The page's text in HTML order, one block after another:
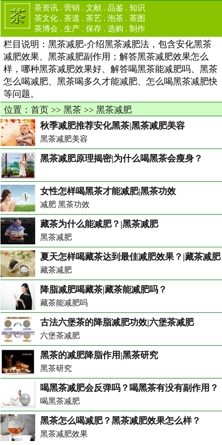
茶资讯 . 营销 . 文献 . 品鉴 . 知识
茶文化 . 茶道 . 茶艺 . 泡茶 . 茶图
茶博会 . 生产 . 保存 . 选购 . 制作
栏目说明：黑茶减肥-介绍黑茶减肥法，包含安化黑茶
减肥效果、黑茶减肥副作用；解答黑茶减肥效果怎么
样，哪种黑茶减肥效果好、解答喝黑茶能减肥吗、黑茶
怎么喝减肥、黑茶喝多久才能减肥、怎么喝黑茶减肥快
等问题。
位置： 首页 >> 黑茶 >> 黑茶减肥
秋季减肥推荐安化黑茶|黑茶减肥美容
黑茶减肥美容
黑茶减肥原理揭密|为什么喝黑茶会瘦身？
女性怎样喝黑茶才能减肥|黑茶功效
减肥 黑茶功效
藏茶为什么能减肥？|黑茶减肥
黑茶减肥
夏天怎样喝藏茶达到最佳减肥效果？|藏茶减肥
藏茶减肥
降脂减肥喝藏茶|藏茶能减肥吗？
藏茶能减肥吗
古法六堡茶的降脂减肥功效|六堡茶减肥
六堡茶减肥
黑茶的减肥降脂作用|黑茶研究
黑茶研究
喝黑茶减肥会反弹吗？喝黑茶有没有副作用？
喝黑茶减肥
黑茶怎么喝减肥？黑茶减肥效果怎么样？
黑茶减肥效果